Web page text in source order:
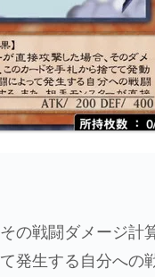
の戦闘ダメージ計
発生する自分への